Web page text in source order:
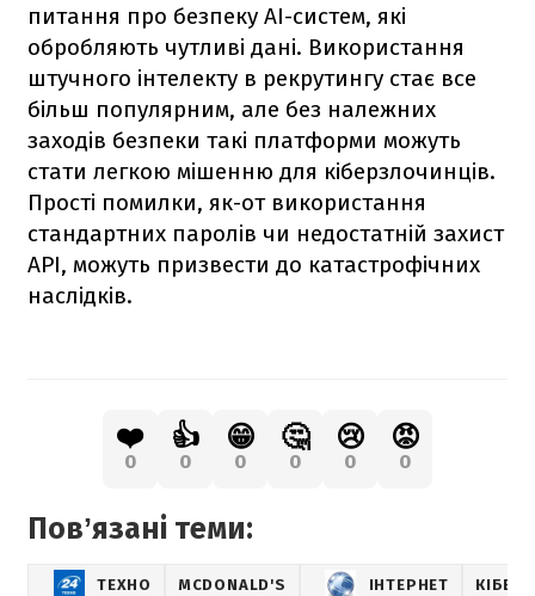
питання про безпеку AI-систем, які
обробляють чутливі дані. Використання
штучного інтелекту в рекрутингу стає все
більш популярним, але без належних
заходів безпеки такі платформи можуть
стати легкою мішенню для кіберзлочинців.
Прості помилки, як-от використання
стандартних паролів чи недостатній захист
API, можуть призвести до катастрофічних
наслідків.
❤️
0
👍
0
😁
0
🤔
0
😢
0
😡
0
Повʼязані теми:
ТЕХНО MCDONALD'S ІНТЕРНЕТ